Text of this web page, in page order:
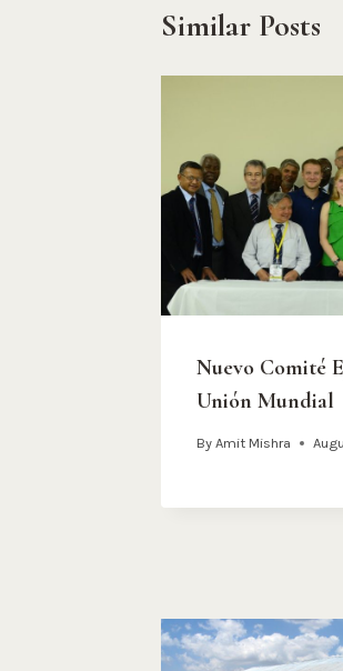
Similar Posts
Nuevo Comité
Unión Mundial
By Amit Mishra